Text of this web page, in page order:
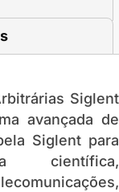
Siglent
avançada de
Siglent para
científica,